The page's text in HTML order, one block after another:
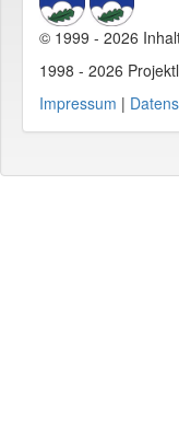
© 1999 - 2026
1998 - 2026
Impressum |